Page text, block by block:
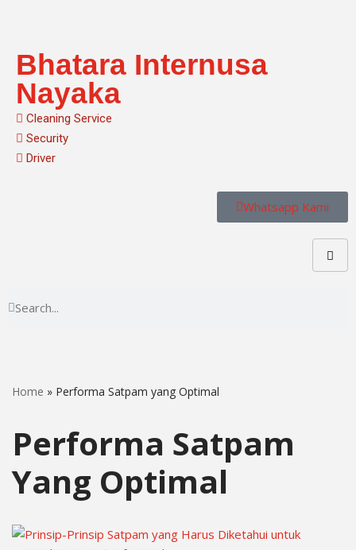
to
content
Bhatara Internusa
Nayaka
Cleaning Service
Security
Driver
Whatsapp Kami
Home » Performa Satpam yang Optimal
Performa Satpam
Yang Optimal